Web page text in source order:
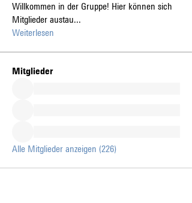
Willkommen in der Gruppe! Hier können sich
Mitglieder austau...
Weiterlesen
Mitglieder
Alle Mitglieder anzeigen (226)